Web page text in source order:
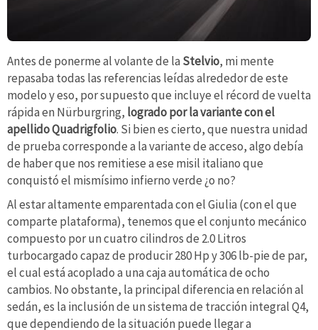
Antes de ponerme al volante de la Stelvio, mi mente
repasaba todas las referencias leídas alrededor de este
modelo y eso, por supuesto que incluye el récord de vuelta
rápida en Nürburgring, logrado por la variante con el
apellido Quadrigfolio. Si bien es cierto, que nuestra unidad
de prueba corresponde a la variante de acceso, algo debía
de haber que nos remitiese a ese misil italiano que
conquistó el mismísimo infierno verde ¿o no?
Al estar altamente emparentada con el Giulia (con el que
comparte plataforma), tenemos que el conjunto mecánico
compuesto por un cuatro cilindros de 2.0 Litros
turbocargado capaz de producir 280 Hp y 306 lb-pie de par,
el cual está acoplado a una caja automática de ocho
cambios. No obstante, la principal diferencia en relación al
sedán, es la inclusión de un sistema de tracción integral Q4,
que dependiendo de la situación puede llegar a